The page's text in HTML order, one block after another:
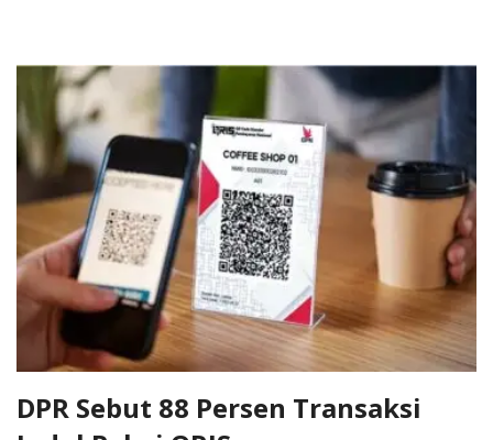
DPR Sebut 88 Persen Transaksi